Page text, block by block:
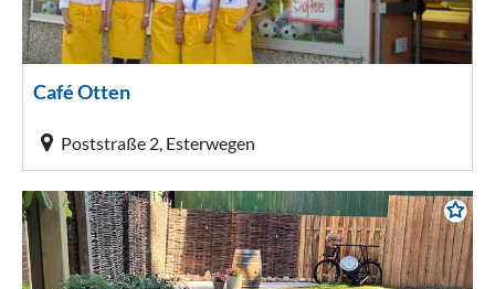
Café Otten
Poststraße 2, Esterwegen